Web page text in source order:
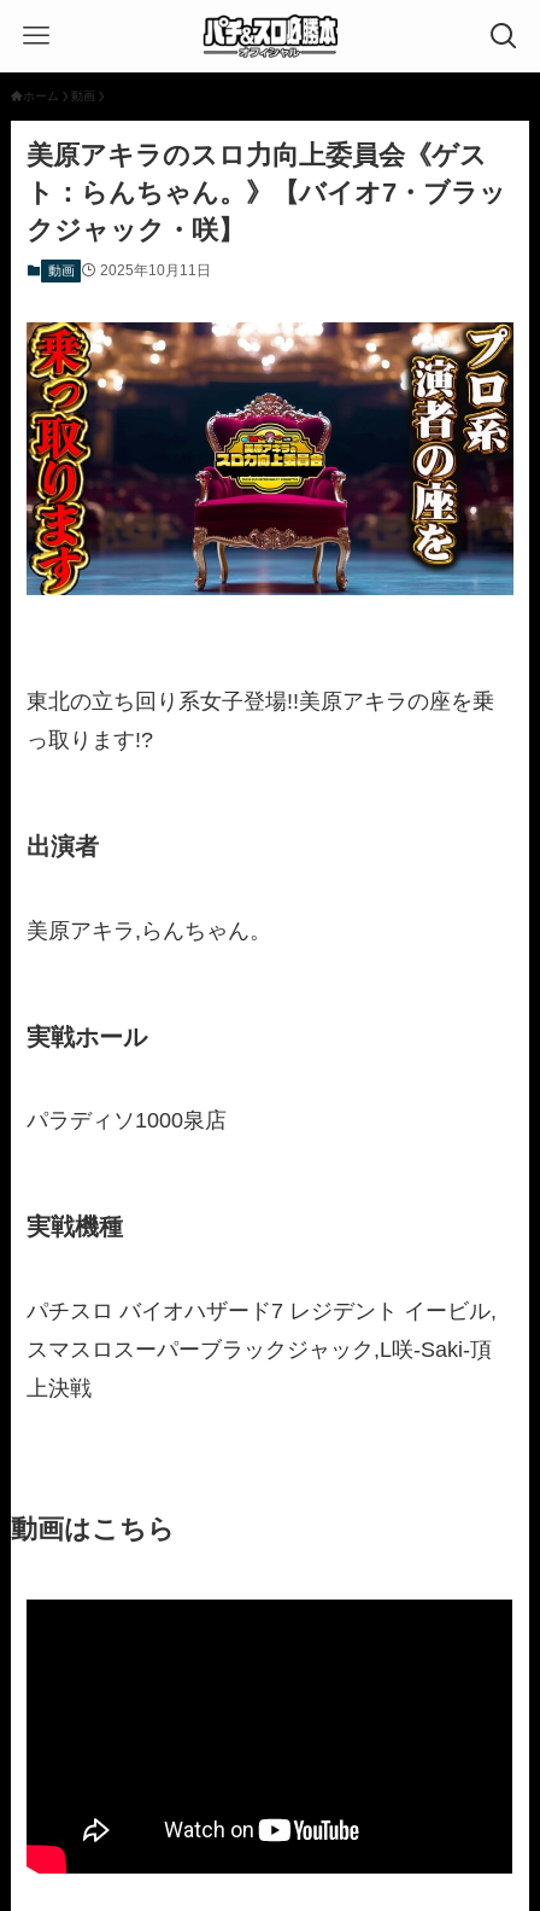
ホーム 動画
美原アキラのスロ力向上委員会《ゲス
ト：らんちゃん。》【バイオ7・ブラッ
クジャック・咲】
動画 2025年10月11日
東北の立ち回り系女子登場!!美原アキラの座を乗
っ取ります!?
出演者
美原アキラ,らんちゃん。
実戦ホール
パラディソ1000泉店
実戦機種
パチスロ バイオハザード7 レジデント イービル,
スマスロスーパーブラックジャック,L咲-Saki-頂
上決戦
動画はこちら